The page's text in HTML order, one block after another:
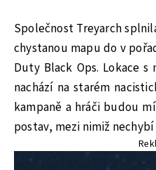
Společnost Treyarch
chystanou mapu do v
Duty Black Ops. Lokace
nachází na starém
kampaně a hráči budou
postav, mezi nimiž